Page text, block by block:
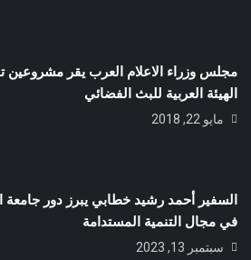
مجلس وزراء الاعلام العرب يقر مشروعين
الهيئة العربية للبث الفضائي
مايو 22, 2018
السفير أحمد رشيد خطابي يبرز دور جامعة
في مجال التنمية المستدامة
سبتمبر 13, 2023